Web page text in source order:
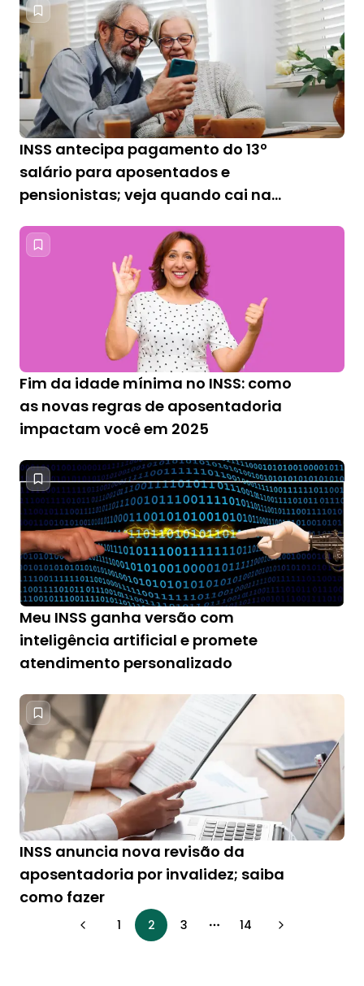
INSS antecipa pagamento do 13º
salário para aposentados e
pensionistas; veja quando cai na
Fim da idade mínima no INSS: como
as novas regras de aposentadoria
impactam você em 2025
Meu INSS ganha versão com
inteligência artificial e promete
atendimento personalizado
INSS anuncia nova revisão da
aposentadoria por invalidez; saiba
como fazer
1 2 3 More pages
14